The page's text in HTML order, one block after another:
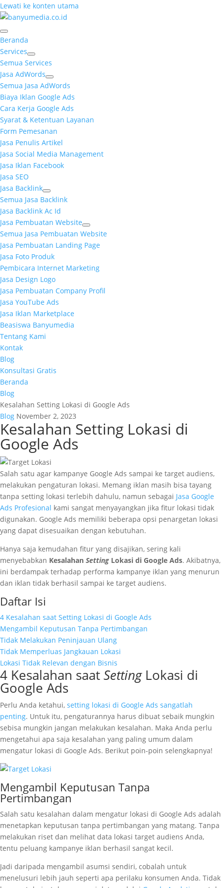
Lewati ke konten utama
Beranda
Services
Semua Services
Jasa AdWords
Semua Jasa AdWords
Biaya Iklan Google Ads
Cara Kerja Google Ads
Syarat & Ketentuan Layanan
Form Pemesanan
Jasa Penulis Artikel
Jasa Social Media Management
Jasa Iklan Facebook
Jasa SEO
Jasa Backlink
Semua Jasa Backlink
Jasa Backlink Ac Id
Jasa Pembuatan Website
Semua Jasa Pembuatan Website
Jasa Pembuatan Landing Page
Jasa Foto Produk
Pembicara Internet Marketing
Jasa Design Logo
Jasa Pembuatan Company Profil
Jasa YouTube Ads
Jasa Iklan Marketplace
Beasiswa Banyumedia
Tentang Kami
Kontak
Blog
Konsultasi Gratis
Beranda
Blog
Kesalahan Setting Lokasi di Google Ads
Blog November 2, 2023
Kesalahan Setting Lokasi di
Google Ads
Salah satu agar kampanye Google Ads sampai ke target audiens,
melakukan pengaturan lokasi. Memang iklan masih bisa tayang
tanpa setting lokasi terlebih dahulu, namun sebagai Jasa Google
Ads Profesional kami sangat menyayangkan jika fitur lokasi tidak
digunakan. Google Ads memiliki beberapa opsi penargetan lokasi
yang dapat disesuaikan dengan kebutuhan.
Hanya saja kemudahan fitur yang disajikan, sering kali
menyebabkan Kesalahan Setting Lokasi di Google Ads. Akibatnya,
ini berdampak terhadap performa kampanye iklan yang menurun
dan iklan tidak berhasil sampai ke target audiens.
Daftar Isi
4 Kesalahan saat Setting Lokasi di Google Ads
Mengambil Keputusan Tanpa Pertimbangan
Tidak Melakukan Peninjauan Ulang
Tidak Memperluas Jangkauan Lokasi
Lokasi Tidak Relevan dengan Bisnis
4 Kesalahan saatSettingLokasi di
Google Ads
Perlu Anda ketahui, setting lokasi di Google Ads sangatlah
penting. Untuk itu, pengaturannya harus dibuat sebaik mungkin
sebisa mungkin jangan melakukan kesalahan. Maka Anda perlu
mengetahui apa saja kesalahan yang paling umum dalam
mengatur lokasi di Google Ads. Berikut poin-poin selengkapnya!
Mengambil Keputusan Tanpa
Pertimbangan
Salah satu kesalahan dalam mengatur lokasi di Google Ads adalah
menetapkan keputusan tanpa pertimbangan yang matang. Tanpa
melakukan riset dan melihat data lokasi target audiens Anda,
tentu peluang kampanye iklan berhasil sangat kecil.
Jadi daripada mengambil asumsi sendiri, cobalah untuk
menelusuri lebih jauh seperti apa perilaku konsumen Anda. Tidak